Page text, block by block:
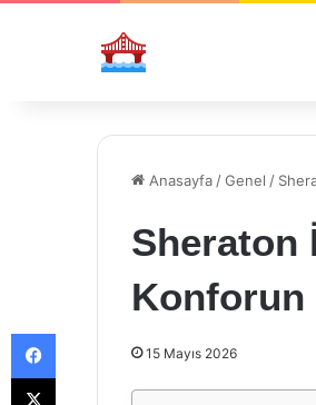
Anasayfa /Genel /
Sheraton
Konforun
15 Mayıs 2026
Facebook
X